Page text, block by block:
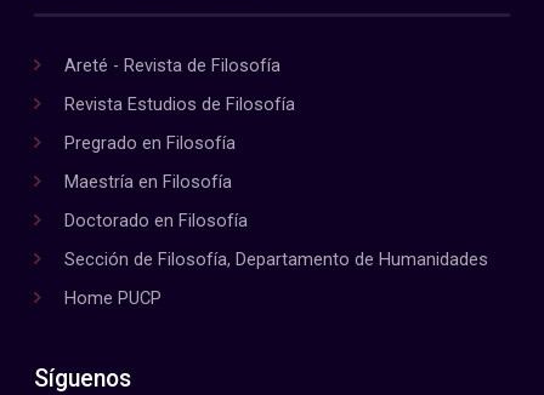
Areté - Revista de Filosofía
Revista Estudios de Filosofía
Pregrado en Filosofía
Maestría en Filosofía
Doctorado en Filosofía
Sección de Filosofía, Departamento de Humanidades
Home PUCP
Síguenos